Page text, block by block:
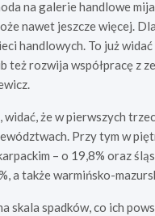
na galerie handlowe
nawet jeszcze więcej.
handlowych. To już
też rozwija współpracę z
widać, że w pierwszych
Przy tym w
– o 19,8% oraz
a także warmińsko-
skala spadków, co ich